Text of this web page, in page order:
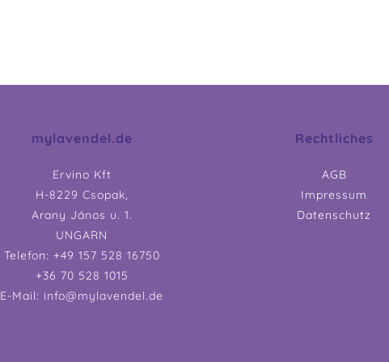
mylavendel.de
Ervino Kft
H-8229 Csopak,
Arany János u. 1.
UNGARN
Telefon: +49 157 528 16750
+36 70 528 1015
E-Mail: info@mylavendel.de
Rechtliches
AGB
Impressum
Datenschutz